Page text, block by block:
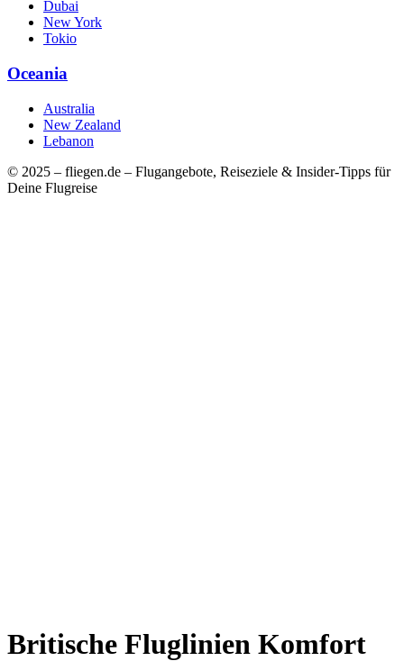
Dubai
New York
Tokio
Oceania
Australia
New Zealand
Lebanon
© 2025 – fliegen.de – Flugangebote, Reiseziele & Insider-Tipps für
Deine Flugreise
Britische Fluglinien Komfort